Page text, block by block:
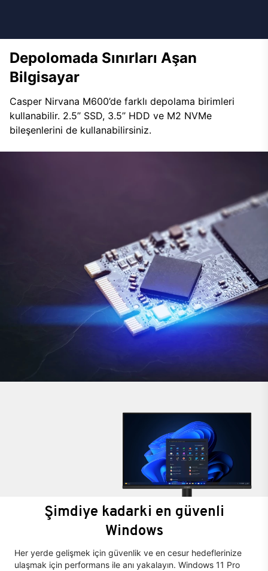
Depolomada Sınırları Aşan
Bilgisayar
Casper Nirvana M600’de farklı depolama birimleri
kullanabilir. 2.5’’ SSD, 3.5’’ HDD ve M2 NVMe
bileşenlerini de kullanabilirsiniz.
Şimdiye kadarki en güvenli
Windows
Her yerde gelişmek için güvenlik ve en cesur hedeflerinize
ulaşmak için performans ile anı yakalayın. Windows 11 Pro